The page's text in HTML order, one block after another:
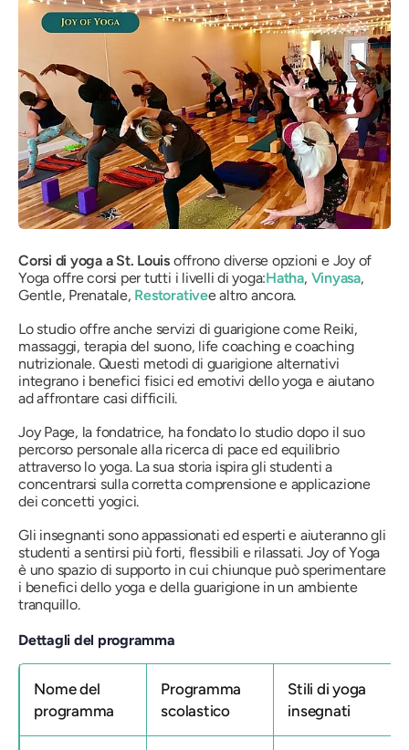
Corsi di yoga a St. Louis offrono diverse opzioni e Joy of
Yoga offre corsi per tutti i livelli di yoga:Hatha, Vinyasa,
Gentle, Prenatale, Restorativee altro ancora.
Lo studio offre anche servizi di guarigione come Reiki,
massaggi, terapia del suono, life coaching e coaching
nutrizionale. Questi metodi di guarigione alternativi
integrano i benefici fisici ed emotivi dello yoga e aiutano
ad affrontare casi difficili.
Joy Page, la fondatrice, ha fondato lo studio dopo il suo
percorso personale alla ricerca di pace ed equilibrio
attraverso lo yoga. La sua storia ispira gli studenti a
concentrarsi sulla corretta comprensione e applicazione
dei concetti yogici.
Gli insegnanti sono appassionati ed esperti e aiuteranno gli
studenti a sentirsi più forti, flessibili e rilassati. Joy of Yoga
è uno spazio di supporto in cui chiunque può sperimentare
i benefici dello yoga e della guarigione in un ambiente
tranquillo.
Dettagli del programma
Nome del
programma
Programma
scolastico
Stili di yoga
insegnati